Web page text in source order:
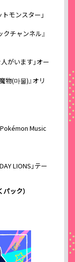
モンスター」
チャンネル』
がいます」オー
(마물)』オリ
Music
LIONS」テー
ック）